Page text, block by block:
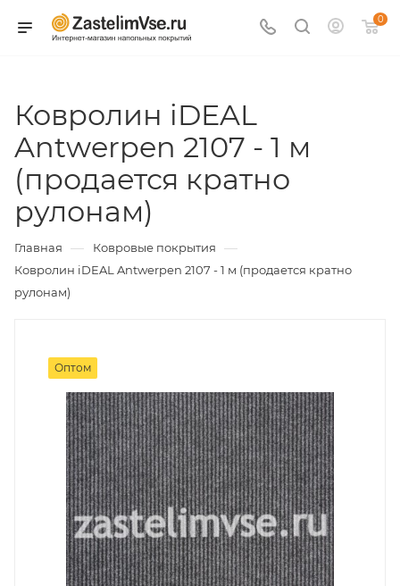
0
Ковролин iDEAL
Antwerpen 2107 - 1 м
(продается кратно
рулонам)
Главная — Ковровые покрытия —
Ковролин iDEAL Antwerpen 2107 - 1 м (продается кратно
рулонам)
Оптом